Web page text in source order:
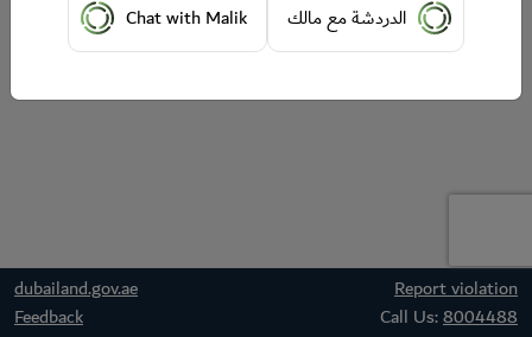
dubailand.gov.ae
Report violation
Feedback
Call Us:8004488
Chat with Malik
الدردشة مع مالك